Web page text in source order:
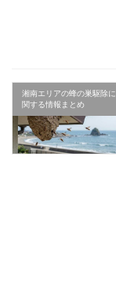
湘南エリアの蜂の巣駆除に
関する情報まとめ